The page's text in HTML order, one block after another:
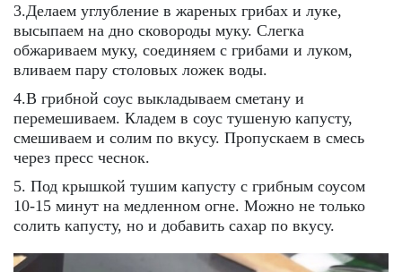
3.Делаем углубление в жареных грибах и луке,
высыпаем на дно сковороды муку. Слегка
обжариваем муку, соединяем с грибами и луком,
вливаем пару столовых ложек воды.
4.В грибной соус выкладываем сметану и
перемешиваем. Кладем в соус тушеную капусту,
смешиваем и солим по вкусу. Пропускаем в смесь
через пресс чеснок.
5. Под крышкой тушим капусту с грибным соусом
10-15 минут на медленном огне. Можно не только
солить капусту, но и добавить сахар по вкусу.